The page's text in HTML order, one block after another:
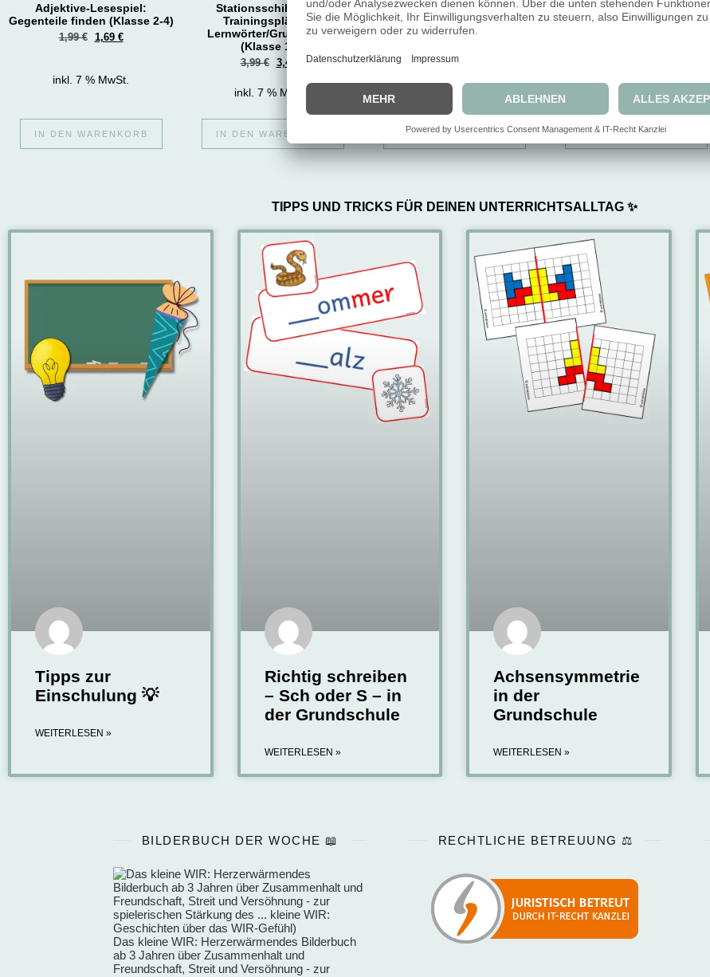
Adjektive-Lesespiel:
Gegenteile finden (Klasse 2-4)
1,99€ 1,69 €
inkl. 7 % MwSt.
IN DEN WARENKORB
Stationsschilder und
Trainingspläne für
Lernwörter/Grundwörter
(Klasse 1-4)
3,99€ 3,49
inkl. 7 % MwSt.
IN DEN WARENKORB
Lesespur – Herbst (Klasse 1-
4)
3,99€ 3,49
IN DEN WARENKORB
Lesespur – Laternenumzug
(Klasse 1-4)
IN DEN WARENKORB
TIPPS UND TRICKS FÜR DEINEN UNTERRICHTSALLTAG ✨
Tipps zur
Einschulung 💡
WEITERLESEN »
Richtig schreiben
– Sch oder S – in
der Grundschule
WEITERLESEN »
Achsensymmetrie
in der
Grundschule
WEITERLESEN »
BILDERBUCH DER WOCHE 📖
Das kleine WIR: Herzerwärmendes Bilderbuch
ab 3 Jahren über Zusammenhalt und
Freundschaft, Streit und Versöhnung - zur
RECHTLICHE BETREUUNG ⚖️